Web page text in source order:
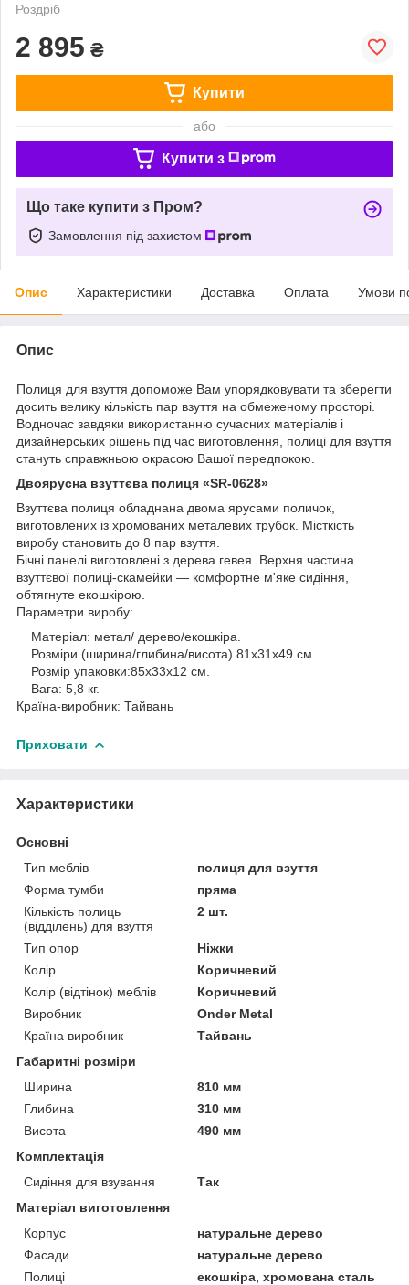
Роздріб
2 895 ₴
Купити
або
Купити з
Що таке купити з Пром?
Замовлення під захистом
Опис Характеристики Доставка Оплата Умови
Опис
Полиця для взуття допоможе Вам упорядковувати та зберегти
досить велику кількість пар взуття на обмеженому просторі.
Водночас завдяки використанню сучасних матеріалів і
дизайнерських рішень під час виготовлення, полиці для взуття
стануть справжньою окрасою Вашої передпокою.
Двоярусна взуттєва полиця «SR-0628»
Взуттєва полиця обладнана двома ярусами поличок,
виготовлених із хромованих металевих трубок. Місткість
виробу становить до 8 пар взуття.
Бічні панелі виготовлені з дерева гевея. Верхня частина
взуттєвої полиці-скамейки — комфортне м'яке сидіння,
обтягнуте екошкірою.
Параметри виробу:
Матеріал: метал/ дерево/екошкіра.
Розміри (ширина/глибина/висота) 81х31х49 см.
Розмір упаковки:85х33х12 см.
Вага: 5,8 кг.
Країна-виробник: Тайвань
Приховати
Характеристики
Основні
Тип меблів
полиця для взуття
Форма тумби
пряма
Кількість полиць
(відділень) для взуття
2 шт.
Тип опор
Ніжки
Колір
Коричневий
Колір (відтінок) меблів
Коричневий
Виробник
Onder Metal
Країна виробник
Тайвань
Габаритні розміри
Ширина
810 мм
Глибина
310 мм
Висота
490 мм
Комплектація
Сидіння для взування
Так
Матеріал виготовлення
Корпус
натуральне дерево
Фасади
натуральне дерево
Полиці
екошкіра, хромована сталь